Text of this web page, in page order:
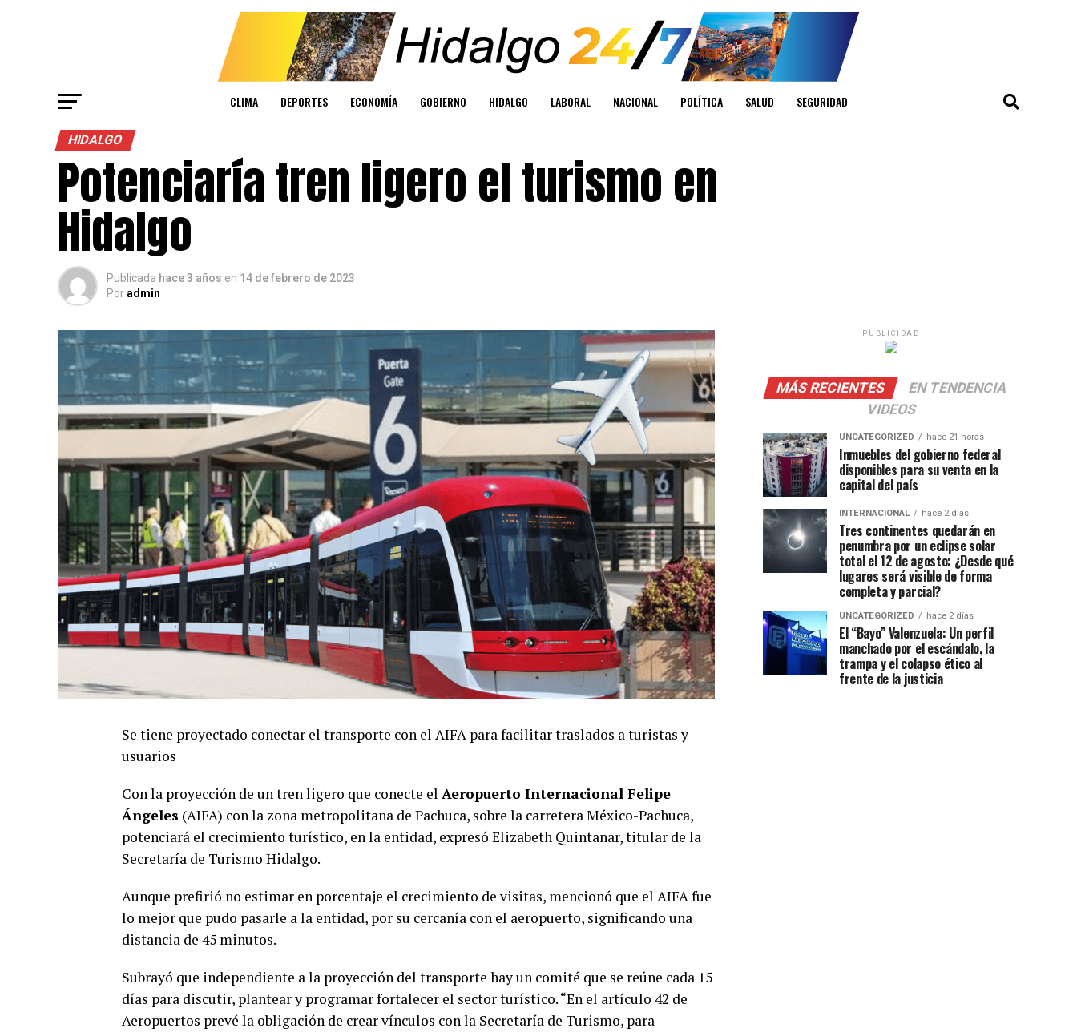
CLIMA DEPORTES ECONOMÍA GOBIERNO HIDALGO LABORAL NACIONAL POLÍTICA SALUD SEGURIDAD
HIDALGO
Potenciaría tren ligero el turismo en
Hidalgo
Publicada hace 3 años en 14 de febrero de 2023
Poradmin
Se tiene proyectado conectar el transporte con el AIFA para facilitar traslados a turistas y
usuarios
Con la proyección de un tren ligero que conecte el Aeropuerto Internacional Felipe
Ángeles (AIFA) con la zona metropolitana de Pachuca, sobre la carretera México-Pachuca,
potenciará el crecimiento turístico, en la entidad, expresó Elizabeth Quintanar, titular de la
Secretaría de Turismo Hidalgo.
Aunque prefirió no estimar en porcentaje el crecimiento de visitas, mencionó que el AIFA fue
lo mejor que pudo pasarle a la entidad, por su cercanía con el aeropuerto, significando una
distancia de 45 minutos.
Subrayó que independiente a la proyección del transporte hay un comité que se reúne cada 15
días para discutir, plantear y programar fortalecer el sector turístico. “En el artículo 42 de
Aeropuertos prevé la obligación de crear vínculos con la Secretaría de Turismo, para
PUBLICIDAD
MÁS RECIENTES
EN TENDENCIA
VIDEOS
UNCATEGORIZED hace 21 horas
Inmuebles del gobierno federal
disponibles para su venta en la
capital del país
INTERNACIONAL hace 2 días
Tres continentes quedarán en
penumbra por un eclipse solar
total el 12 de agosto: ¿Desde qué
lugares será visible de forma
completa y parcial?
UNCATEGORIZED hace 2 días
El “Bayo” Valenzuela: Un perfil
manchado por el escándalo, la
trampa y el colapso ético al
frente de la justicia